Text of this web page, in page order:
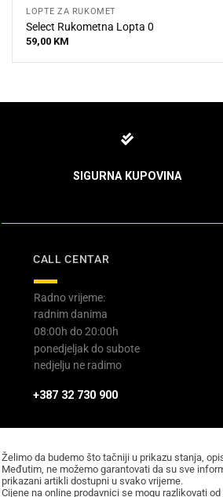
LOPTE ZA RUKOMET
Select Rukometna Lopta 0
59,00 KM
SIGURNA KUPOVINA
CALL CENTAR
Radno vrijeme:
radnim danima
08:00h do 20:00h
ponedjeljak do subote
nedjelju ne radimo
+387 32 730 900
Želimo da budemo što tačniji u prikazu stanja,
Međutim, ne možemo garantovati da su sve
prikazani artikli dostupni u svako vrijeme.
Cijene na online prodavnici se mogu razlikovati